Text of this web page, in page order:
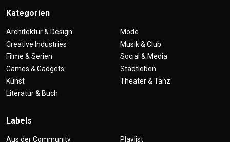
Kategorien
Architektur & Design
Creative Industries
Filme & Serien
Games & Gadgets
Kunst
Literatur & Buch
Mode
Musik & Club
Social & Media
Stadtleben
Theater & Tanz
Labels
Aus der Community Playlist